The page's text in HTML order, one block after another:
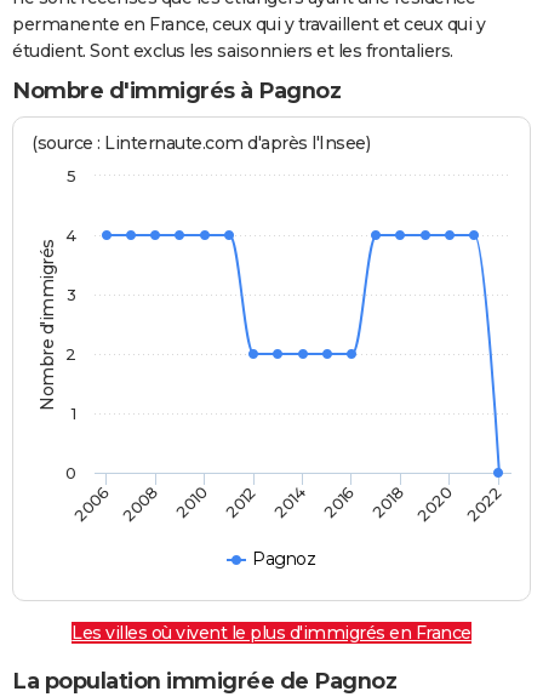
permanente en France, ceux qui y travaillent et ceux qui y
étudient. Sont exclus les saisonniers et les frontaliers.
Nombre d'immigrés à Pagnoz
Nombre d'immigrés
(source : Linternaute.com d'après l'Insee)
Pagnoz
2006 2008 2010 2012 2014 2016 2018 2020 2022
0
1
2
3
4
5
Les villes où vivent le plus d'immigrés en France
La population immigrée de Pagnoz